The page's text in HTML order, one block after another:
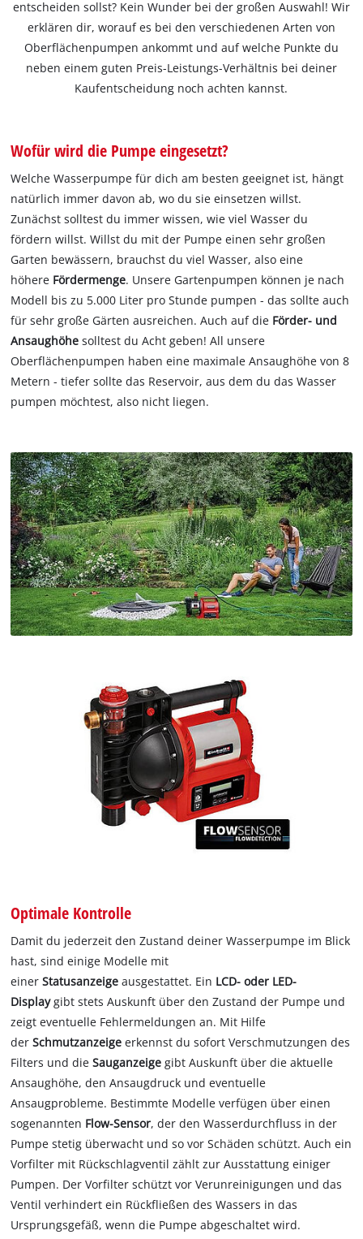
entscheiden sollst? Kein Wunder bei der großen Auswahl! Wir
erklären dir, worauf es bei den verschiedenen Arten von
Oberflächenpumpen ankommt und auf welche Punkte du
neben einem guten Preis-Leistungs-Verhältnis bei deiner
Kaufentscheidung noch achten kannst.
Wofür wird die Pumpe eingesetzt?
Welche Wasserpumpe für dich am besten geeignet ist, hängt
natürlich immer davon ab, wo du sie einsetzen willst.
Zunächst solltest du immer wissen, wie viel Wasser du
fördern willst. Willst du mit der Pumpe einen sehr großen
Garten bewässern, brauchst du viel Wasser, also eine
höhere Fördermenge. Unsere Gartenpumpen können je nach
Modell bis zu 5.000 Liter pro Stunde pumpen - das sollte auch
für sehr große Gärten ausreichen. Auch auf die Förder- und
Ansaughöhe solltest du Acht geben! All unsere
Oberflächenpumpen haben eine maximale Ansaughöhe von 8
Metern - tiefer sollte das Reservoir, aus dem du das Wasser
pumpen möchtest, also nicht liegen.
Optimale Kontrolle
Damit du jederzeit den Zustand deiner Wasserpumpe im Blick
hast, sind einige Modelle mit
einerStatusanzeigeausgestattet. Ein LCD- oder LED-
Displaygibt stets Auskunft über den Zustand der Pumpe und
zeigt eventuelle Fehlermeldungen an. Mit Hilfe
derSchmutzanzeigeerkennst du sofort Verschmutzungen des
Filters und dieSauganzeigegibt Auskunft über die aktuelle
Ansaughöhe, den Ansaugdruck und eventuelle
Ansaugprobleme. Bestimmte Modelle verfügen über einen
sogenannten Flow-Sensor, der den Wasserdurchfluss in der
Pumpe stetig überwacht und so vor Schäden schützt. Auch ein
Vorfilter mit Rückschlagventil zählt zur Ausstattung einiger
Pumpen. Der Vorfilter schützt vor Verunreinigungen und das
Ventil verhindert ein Rückfließen des Wassers in das
Ursprungsgefäß, wenn die Pumpe abgeschaltet wird.